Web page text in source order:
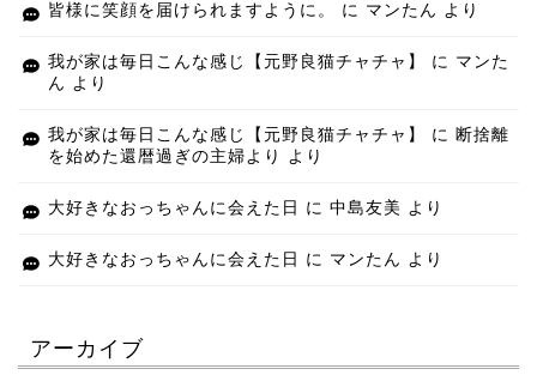
皆様に笑顔を届けられますように。 に マンたん より
我が家は毎日こんな感じ【元野良猫チャチャ】 に マンた
ん より
我が家は毎日こんな感じ【元野良猫チャチャ】 に 断捨離
を始めた還暦過ぎの主婦より
より
大好きなおっちゃんに会えた日 に 中島友美 より
大好きなおっちゃんに会えた日 に マンたん より
アーカイブ